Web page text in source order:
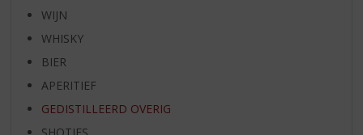
WIJN
WHISKY
BIER
APERITIEF
GEDISTILLEERD OVERIG